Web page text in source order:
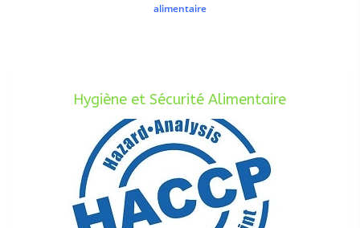
alimentaire
Hygiène et Sécurité Alimentaire